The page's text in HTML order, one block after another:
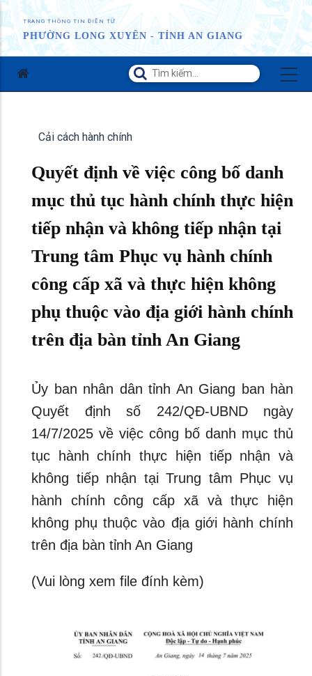
TRANG THÔNG TIN ĐIỆN TỬ
PHƯỜNG LONG XUYÊN - TỈNH AN GIANG
Cải cách hành chính
Quyết định về việc công bố danh
mục thủ tục hành chính thực hiện
tiếp nhận và không tiếp nhận tại
Trung tâm Phục vụ hành chính
công cấp xã và thực hiện không
phụ thuộc vào địa giới hành chính
trên địa bàn tỉnh An Giang
Ủy ban nhân dân tỉnh An Giang ban hàn
Quyết định số 242/QĐ-UBND ngày
14/7/2025 về việc công bố danh mục thủ
tục hành chính thực hiện tiếp nhận và
không tiếp nhận tại Trung tâm Phục vụ
hành chính công cấp xã và thực hiện
không phụ thuộc vào địa giới hành chính
trên địa bàn tỉnh An Giang
(Vui lòng xem file đính kèm)